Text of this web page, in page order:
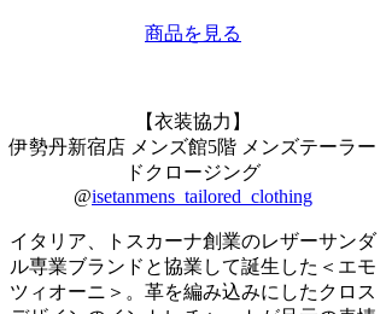
商品を見る
【衣装協力】
伊勢丹新宿店 メンズ館5階 メンズテーラー
ドクロージング
@isetanmens_tailored_clothing
イタリア、トスカーナ創業のレザーサンダ
ル専業ブランドと協業して誕生した＜エモ
ツィオーニ＞。革を編み込みにしたクロス